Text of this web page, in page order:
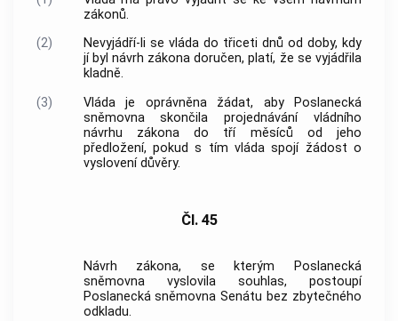
zákonů.
(2)
Nevyjádří-li se vládado třiceti dnů od doby, kdy
jí byl návrh zákona doručen, platí, že se vyjádřila
kladně.
(3)
Vládaje oprávněna žádat, aby Poslanecká
sněmovna skončila projednávání vládního
návrhu zákona do tří měsíců od jeho
předložení, pokud s tím vládaspojí žádost o
vyslovení důvěry.
Čl. 45
Návrh zákona, se kterým Poslanecká
sněmovna vyslovila souhlas, postoupí
Poslanecká sněmovna Senátu bez zbytečného
odkladu.